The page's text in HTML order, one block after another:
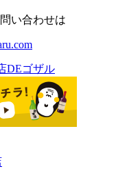
い合わせは